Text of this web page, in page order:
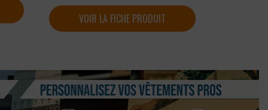
VOIR LA FICHE PRODUIT